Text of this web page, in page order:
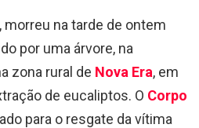
morreu na tarde de ontem
por uma árvore, na
zona rural de Nova Era, em
de eucaliptos. O Corpo
para o resgate da vítima